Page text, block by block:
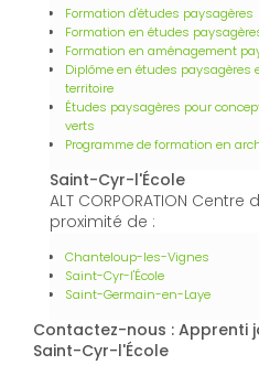
Formation d'études paysagères
Formation en études
Formation en aménagement
Diplôme en études paysagères
territoire
Études paysagères pour
verts
Programme de formation en
Saint-Cyr-l'École
ALT CORPORATION
proximité de :
Chanteloup-les-Vignes
Saint-Cyr-l'École
Saint-Germain-en-Laye
Contactez-nous : Apprenti
Saint-Cyr-l'École